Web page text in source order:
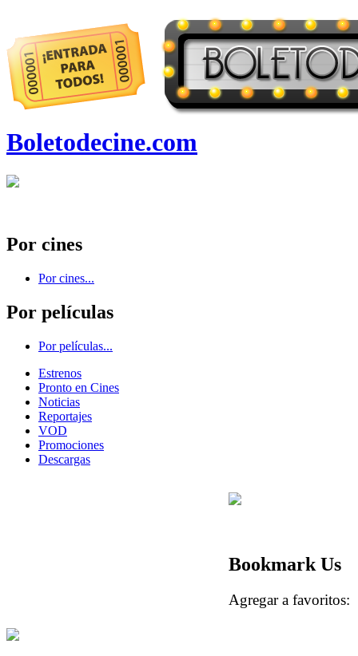
Boletodecine.com
Por cines
Por cines...
Por películas
Por películas...
Estrenos
Pronto en Cines
Noticias
Reportajes
VOD
Promociones
Descargas
Bookmark Us
Agregar a